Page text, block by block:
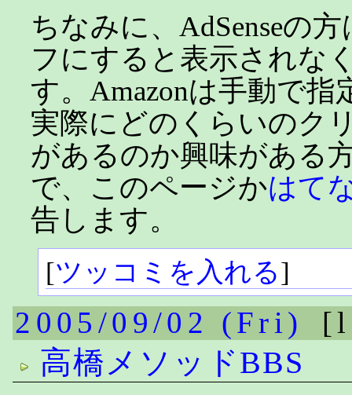
ちなみに、AdSenseの方
フにすると表示されな
す。Amazonは手動で指
実際にどのくらいのク
があるのか興味がある
で、このページかはて
告します。
[ツッコミを入れる]
2005/09/02 (Fri)
高橋メソッドBBS